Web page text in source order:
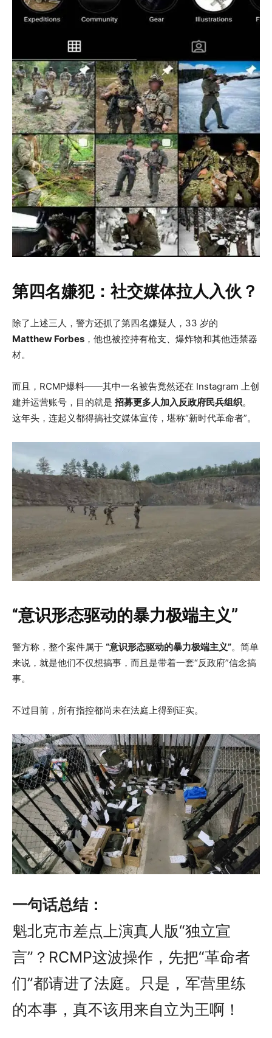
第四名嫌犯：社交媒体拉人入伙？
除了上述三人，警方还抓了第四名嫌疑人，33 岁的
Matthew Forbes ，他也被控持有枪支、爆炸物和其他违禁器
材。
而且，RCMP爆料——其中一名被告竟然还在 Instagram 上创
建并运营账号，目的就是 招募更多人加入反政府民兵组织。
这年头，连起义都得搞社交媒体宣传，堪称“新时代革命者”。
“意识形态驱动的暴力极端主义”
警方称，整个案件属于 “意识形态驱动的暴力极端主义”。简单
来说，就是他们不仅想搞事，而且是带着一套“反政府”信念搞
事。
不过目前，所有指控都尚未在法庭上得到证实。
一句话总结：
魁北克市差点上演真人版“独立宣
言”？RCMP这波操作，先把“革命者
们”都请进了法庭。只是，军营里练
的本事，真不该用来自立为王啊！